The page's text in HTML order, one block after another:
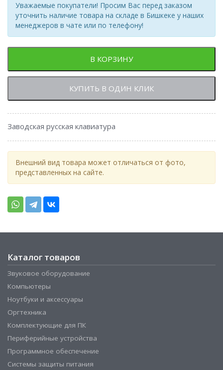
Уважаемые покупатели! Просим Вас перед заказом
уточнить наличие товара на складе в Бишкеке у наших
менеджеров в чате или по телефону!
В КОРЗИНУ
КУПИТЬ В ОДИН КЛИК
Заводская русская клавиатура
Внешний вид товара может отличаться от фото,
представленных на сайте.
Каталог товаров
Звуковое оборудование
Компьютеры
Ноутбуки и аксессуары
Оргтехника
Комплектующие для ПК
Периферийные устройства
Программное обеспечение
Системы защиты питания